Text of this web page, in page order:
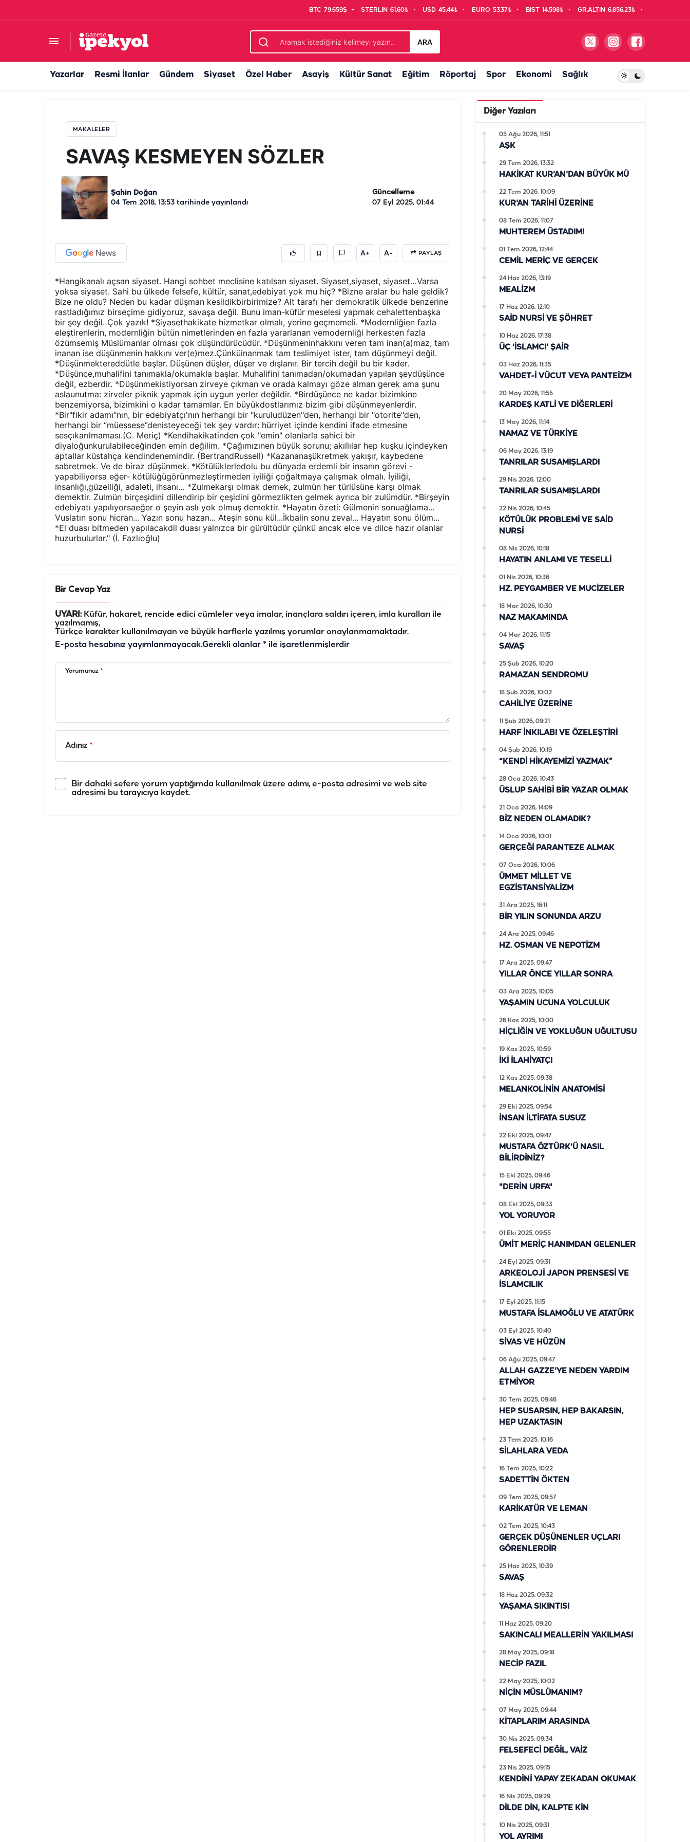
BTC 79.659$ STERLIN 61,60₺ USD 45,44₺ EURO 53,37₺ BIST 14.598₺ GR.ALTIN 6.856,23₺
ARA
Yazarlar Resmi İlanlar Gündem Siyaset Özel Haber Asayiş Kültür Sanat Eğitim Röportaj Spor Ekonomi Sağlık
MAKALELER
SAVAŞ KESMEYEN SÖZLER
Şahin Doğan
04 Tem 2018, 13:53 tarihinde yayınlandı
Güncelleme
07 Eyl 2025, 01:44
A+ A- PAYLAŞ
*Hangikanalı açsan siyaset. Hangi sohbet meclisine katılsan siyaset. Siyaset,siyaset, siyaset…Varsa
yoksa siyaset. Sahi bu ülkede felsefe, kültür, sanat,edebiyat yok mu hiç? *Bizne aralar bu hale geldik?
Bize ne oldu? Neden bu kadar düşman kesildikbirbirimize? Alt tarafı her demokratik ülkede benzerine
rastladığımız birseçime gidiyoruz, savaşa değil. Bunu iman-küfür meselesi yapmak cehalettenbaşka
bir şey değil. Çok yazık! *Siyasethakikate hizmetkar olmalı, yerine geçmemeli. *Modernliğien fazla
eleştirenlerin, modernliğin bütün nimetlerinden en fazla yararlanan vemodernliği herkesten fazla
özümsemiş Müslümanlar olması çok düşündürücüdür. *Düşünmeninhakkını veren tam inan(a)maz, tam
inanan ise düşünmenin hakkını ver(e)mez.Çünküinanmak tam teslimiyet ister, tam düşünmeyi değil.
*Düşünmektereddütle başlar. Düşünen düşler, düşer ve dışlanır. Bir tercih değil bu bir kader.
*Düşünce,muhalifini tanımakla/okumakla başlar. Muhalifini tanımadan/okumadan yapılan şeydüşünce
değil, ezberdir. *Düşünmekistiyorsan zirveye çıkman ve orada kalmayı göze alman gerek ama şunu
aslaunutma: zirveler piknik yapmak için uygun yerler değildir. *Birdüşünce ne kadar bizimkine
benzemiyorsa, bizimkini o kadar tamamlar. En büyükdostlarımız bizim gibi düşünmeyenlerdir.
*Bir"fikir adamı"nın, bir edebiyatçı'nın herhangi bir "kuruludüzen"den, herhangi bir "otorite"den,
herhangi bir “müessese”denisteyeceği tek şey vardır: hürriyet içinde kendini ifade etmesine
sesçıkarılmaması.(C. Meriç) *Kendihakikatinden çok "emin" olanlarla sahici bir
diyaloğunkurulabileceğinden emin değilim. *Çağımızınen büyük sorunu; akıllılar hep kuşku içindeyken
aptallar küstahça kendindenemindir. (BertrandRussell) *Kazananaşükretmek yakışır, kaybedene
sabretmek. Ve de biraz düşünmek. *Kötülüklerledolu bu dünyada erdemli bir insanın görevi -
yapabiliyorsa eğer- kötülüğügörünmezleştirmeden iyiliği çoğaltmaya çalışmak olmalı. İyiliği,
insanlığı,güzelliği, adaleti, ihsanı… *Zulmekarşı olmak demek, zulmün her türlüsüne karşı olmak
demektir. Zulmün birçeşidini dillendirip bir çeşidini görmezlikten gelmek ayrıca bir zulümdür. *Birşeyin
edebiyatı yapılıyorsaeğer o şeyin aslı yok olmuş demektir. *Hayatın özeti: Gülmenin sonuağlama...
Vuslatın sonu hicran... Yazın sonu hazan... Ateşin sonu kül...İkbalin sonu zeval... Hayatın sonu ölüm...
*El duası bitmeden yapılacakdil duası yalnızca bir gürültüdür çünkü ancak elce ve dilce hazır olanlar
huzurbulurlar." (İ. Fazlıoğlu)
Bir Cevap Yaz
UYARI:Küfür, hakaret, rencide edici cümleler veya imalar, inançlara saldırı içeren, imla kuralları ile
yazılmamış,
Türkçe karakter kullanılmayan ve büyük harflerle yazılmış yorumlar onaylanmamaktadır.
E-posta hesabınız yayımlanmayacak.Gerekli alanlar * ile işaretlenmişlerdir
Yorumunuz *
Adınız *
Bir dahaki sefere yorum yaptığımda kullanılmak üzere adımı, e-posta adresimi ve web site
adresimi bu tarayıcıya kaydet.
Diğer Yazıları
AŞK
05 Ağu 2026, 11:51
HAKİKAT KUR'AN'DAN BÜYÜK MÜ
29 Tem 2026, 13:32
KUR'AN TARİHİ ÜZERİNE
22 Tem 2026, 10:09
MUHTEREM ÜSTADIM!
08 Tem 2026, 11:07
CEMİL MERİÇ VE GERÇEK
01 Tem 2026, 12:44
MEALİZM
24 Haz 2026, 13:19
SAİD NURSİ VE ŞÖHRET
17 Haz 2026, 12:10
ÜÇ 'İSLAMCI' ŞAİR
10 Haz 2026, 17:38
VAHDET-İ VÜCUT VEYA PANTEİZM
03 Haz 2026, 11:35
KARDEŞ KATLİ VE DİĞERLERİ
20 May 2026, 11:55
NAMAZ VE TÜRKİYE
13 May 2026, 11:14
TANRILAR SUSAMIŞLARDI
06 May 2026, 13:19
TANRILAR SUSAMIŞLARDI
29 Nis 2026, 12:00
KÖTÜLÜK PROBLEMİ VE SAİD
NURSİ
22 Nis 2026, 10:45
HAYATIN ANLAMI VE TESELLİ
08 Nis 2026, 10:18
HZ. PEYGAMBER VE MUCİZELER
01 Nis 2026, 10:36
NAZ MAKAMINDA
18 Mar 2026, 10:30
SAVAŞ
04 Mar 2026, 11:15
RAMAZAN SENDROMU
25 Şub 2026, 10:20
CAHİLİYE ÜZERİNE
18 Şub 2026, 10:02
HARF İNKILABI VE ÖZELEŞTİRİ
11 Şub 2026, 09:21
“KENDİ HİKAYEMİZİ YAZMAK”
04 Şub 2026, 10:19
ÜSLUP SAHİBİ BİR YAZAR OLMAK
28 Oca 2026, 10:43
BİZ NEDEN OLAMADIK?
21 Oca 2026, 14:09
GERÇEĞİ PARANTEZE ALMAK
14 Oca 2026, 10:01
ÜMMET MİLLET VE
EGZİSTANSİYALİZM
07 Oca 2026, 10:06
BİR YILIN SONUNDA ARZU
31 Ara 2025, 16:11
HZ. OSMAN VE NEPOTİZM
24 Ara 2025, 09:46
YILLAR ÖNCE YILLAR SONRA
17 Ara 2025, 09:47
YAŞAMIN UCUNA YOLCULUK
03 Ara 2025, 10:05
HİÇLİĞİN VE YOKLUĞUN UĞULTUSU
26 Kas 2025, 10:00
İKİ İLAHİYATÇI
19 Kas 2025, 10:59
MELANKOLİNİN ANATOMİSİ
12 Kas 2025, 09:38
İNSAN İLTİFATA SUSUZ
29 Eki 2025, 09:54
MUSTAFA ÖZTÜRK'Ü NASIL
BİLİRDİNİZ?
22 Eki 2025, 09:47
"DERİN URFA"
15 Eki 2025, 09:46
YOL YORUYOR
08 Eki 2025, 09:33
ÜMİT MERİÇ HANIMDAN GELENLER
01 Eki 2025, 09:55
ARKEOLOJİ JAPON PRENSESİ VE
İSLAMCILIK
24 Eyl 2025, 09:31
MUSTAFA İSLAMOĞLU VE ATATÜRK
17 Eyl 2025, 11:15
SİVAS VE HÜZÜN
03 Eyl 2025, 10:40
ALLAH GAZZE'YE NEDEN YARDIM
ETMİYOR
06 Ağu 2025, 09:47
HEP SUSARSIN, HEP BAKARSIN,
HEP UZAKTASIN
30 Tem 2025, 09:46
SİLAHLARA VEDA
23 Tem 2025, 10:16
SADETTİN ÖKTEN
16 Tem 2025, 10:22
KARİKATÜR VE LEMAN
09 Tem 2025, 09:57
GERÇEK DÜŞÜNENLER UÇLARI
GÖRENLERDİR
02 Tem 2025, 10:43
SAVAŞ
25 Haz 2025, 10:39
YAŞAMA SIKINTISI
18 Haz 2025, 09:32
SAKINCALI MEALLERİN YAKILMASI
11 Haz 2025, 09:20
NECİP FAZIL
28 May 2025, 09:18
NİÇİN MÜSLÜMANIM?
22 May 2025, 10:02
KİTAPLARIM ARASINDA
07 May 2025, 09:44
FELSEFECİ DEĞİL, VAİZ
30 Nis 2025, 09:34
KENDİNİ YAPAY ZEKADAN OKUMAK
23 Nis 2025, 09:15
DİLDE DİN, KALPTE KİN
16 Nis 2025, 09:29
YOL AYRIMI
10 Nis 2025, 09:31